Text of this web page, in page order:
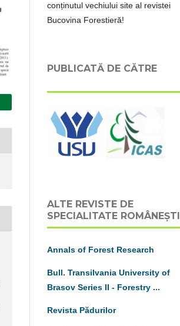
conținutul vechiului site al revistei
Bucovina Forestieră!
PUBLICATĂ DE CĂTRE
ALTE REVISTE DE
SPECIALITATE ROMÂNEȘTI
Annals of Forest Research
Bull. Transilvania University of
Brasov Series II - Forestry ...
Revista Pădurilor